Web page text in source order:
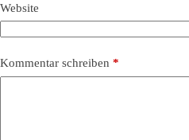
Website
Kommentar schreiben *